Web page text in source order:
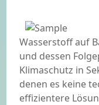
Wasserstoff auf
und dessen
Klimaschutz in
denen es keine
effizientere